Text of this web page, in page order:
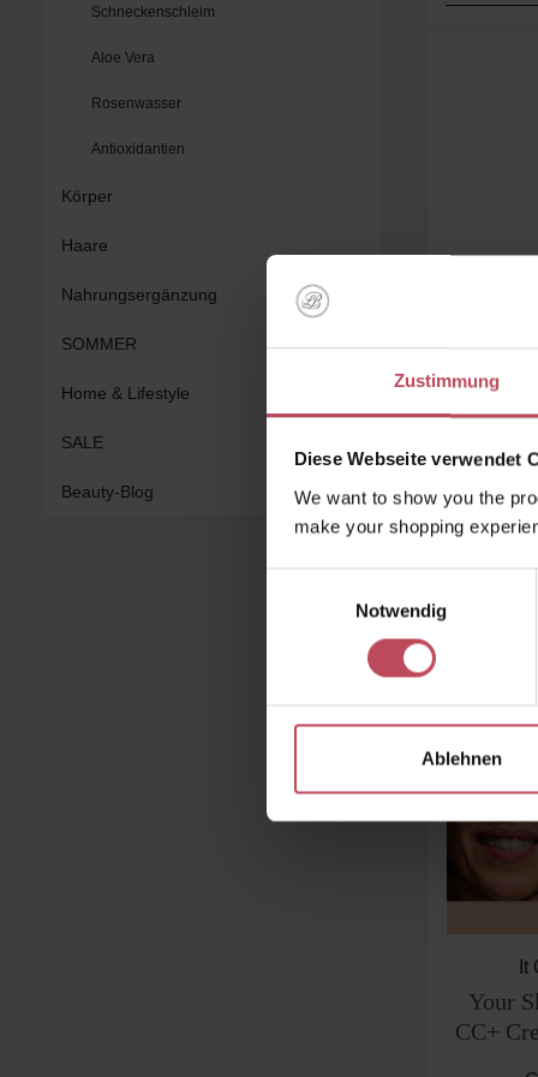
Zustimmung
Diese Webseite verwendet
We want to show you the
make your shopping
Notwendig
Ablehnen
Schneckenschleim
Aloe Vera
Rosenwasser
Antioxidantien
Körper
Haare
Nahrungsergänzung
SOMMER
Home & Lifestyle
SALE
Beauty-Blog
Light
It
Your
CC+